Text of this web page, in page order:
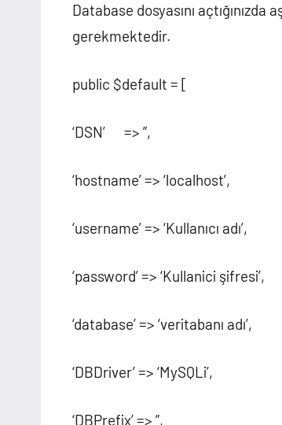
Database dosyasını
gerekmektedir.
public $default = [
‘DSN’ => ”,
‘hostname’ => ‘localhost’,
‘username’ => ‘Kullanıcı adı’,
‘password’ => ‘Kullanici şifresi’,
‘database’ => ‘veritabanı adı’,
‘DBDriver’ => ‘MySQLi’,
‘DBPrefix’ => ”,